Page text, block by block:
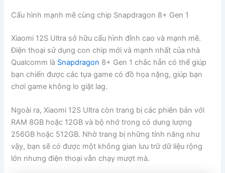
Cấu hình mạnh mẽ cùng chip Snapdragon 8+ Gen 1
Xiaomi 12S Ultra sở hữu cấu hình đỉnh cao và mạnh mẽ.
Điện thoại sử dụng con chip mới và mạnh nhất của nhà
Qualcomm là Snapdragon 8+ Gen 1 chắc hẳn có thể giúp
bạn chiến được các tựa game có đồ họa nặng, giúp bạn
chơi game không lo giật lag.
Ngoài ra, Xiaomi 12S Ultra còn trang bị các phiên bản với
RAM 8GB hoặc 12GB và bộ nhớ trong có dung lượng
256GB hoặc 512GB. Nhờ trang bị những tính năng như
vậy, bạn sẽ có được một không gian lưu trữ dữ liệu rộng
lớn nhưng điện thoại vẫn chạy mượt mà.